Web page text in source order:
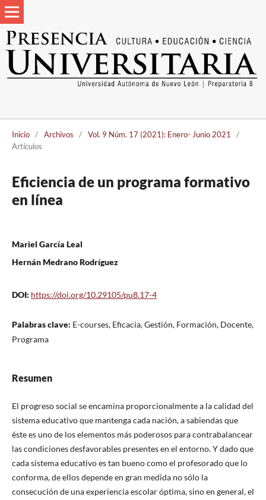
Inicio / Archivos / Vol. 9 Núm. 17 (2021): Enero- Junio 2021
/
Artículos
Eficiencia de un programa formativo
en línea
Mariel García Leal
Hernán Medrano Rodríguez
DOI: https://doi.org/10.29105/pu8.17-4
Palabras clave: E-courses, Eficacia, Gestión, Formación, Docente,
Programa
Resumen
El progreso social se encamina proporcionalmente a la calidad del
sistema educativo que mantenga cada nación, a sabiendas que
éste es uno de los elementos más poderosos para contrabalancear
las condiciones desfavorables presentes en el entorno. Y dado que
cada sistema educativo es tan bueno como el profesorado que lo
conforma, de ellos depende en gran medida no sólo la
consecución de una experiencia escolar óptima, sino en general, el